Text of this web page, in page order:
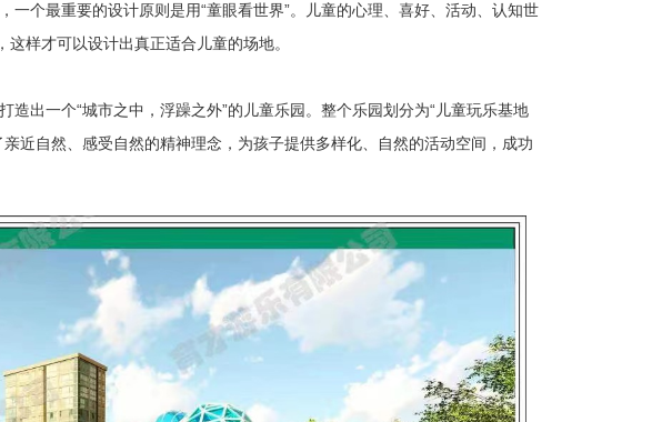
个最重要的设计原则是用“童眼看世界”。儿童的心理、喜好、活动、认知世
样才可以设计出真正适合儿童的场地。
出一个“城市之中，浮躁之外”的儿童乐园。整个乐园划分为“儿童玩乐基地
近自然、感受自然的精神理念，为孩子提供多样化、自然的活动空间，成功